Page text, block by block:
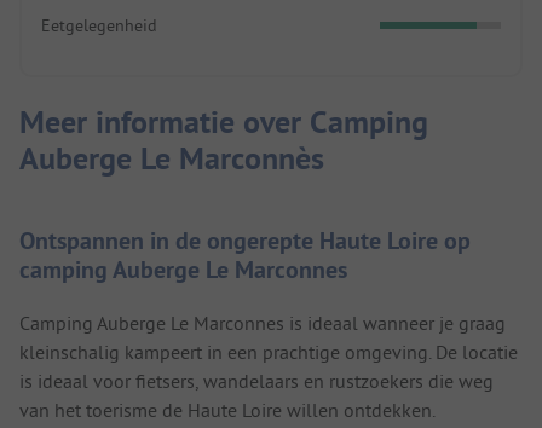
Eetgelegenheid
Meer informatie over Camping
Auberge Le Marconnès
Ontspannen in de ongerepte Haute Loire op
camping Auberge Le Marconnes
Camping Auberge Le Marconnes is ideaal wanneer je graag
kleinschalig kampeert in een prachtige omgeving. De locatie
is ideaal voor fietsers, wandelaars en rustzoekers die weg
van het toerisme de Haute Loire willen ontdekken.